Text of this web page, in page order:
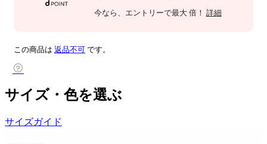
今なら 、エントリーで最大 倍！ 詳細
この商品は 返品不可 です。
サイズ・色を選ぶ
サイズガイド